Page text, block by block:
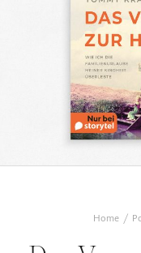
ÜBER MICH
DESIGN FAQ
PRESSEMATERIAL
WALLPAPER
STOCKDATEN
Home